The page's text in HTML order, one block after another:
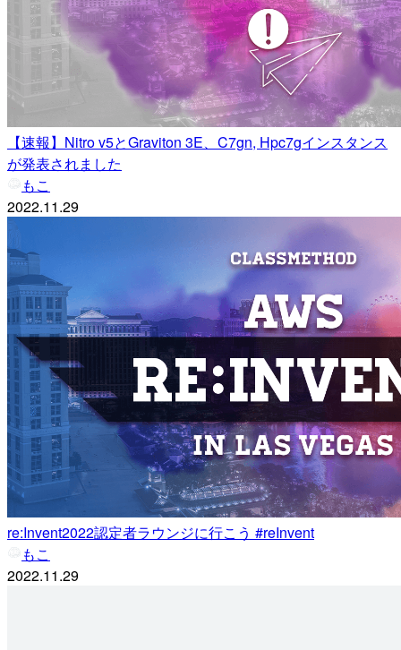
【速報】Nitro v5とGraviton 3E、C7gn, Hpc7gインスタンス
が発表されました
もこ
2022.11.29
re:Invent2022認定者ラウンジに行こう #reInvent
もこ
2022.11.29